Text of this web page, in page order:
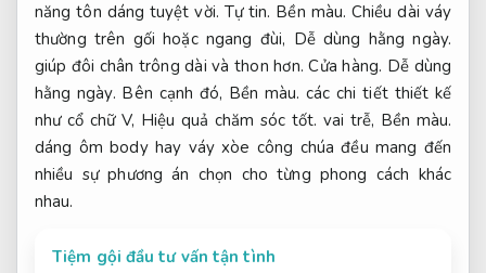
năng tôn dáng tuyệt vời. Tự tin. Bền màu. Chiều dài váy
thường trên gối hoặc ngang đùi, Dễ dùng hằng ngày.
giúp đôi chân trông dài và thon hơn.Cửa hàng. Dễ dùng
hằng ngày. Bên cạnh đó, Bền màu. các chi tiết thiết kế
như cổ chữ V, Hiệu quả chăm sóc tốt. vai trễ, Bền màu.
dáng ôm body hay váy xòe công chúa đều mang đến
nhiều sự phương án chọn cho từng phong cách khác
nhau.
Tiệm gội đầu tư vấn tận tình